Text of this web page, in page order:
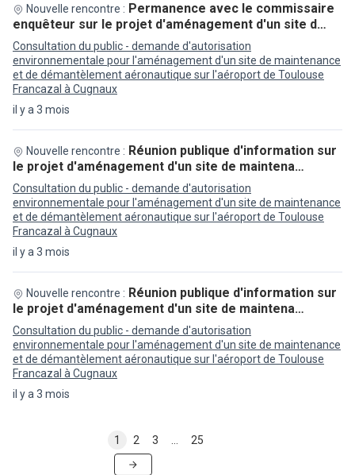
il y a 3 mois
Nouvelle rencontre : Permanence avec le commissaire
enquêteur sur le projet d'aménagement d'un site d…
Consultation du public - demande d'autorisation
environnementale pour l'aménagement d'un site de maintenance
et de démantèlement aéronautique sur l'aéroport de Toulouse
Francazal à Cugnaux
il y a 3 mois
Nouvelle rencontre : Réunion publique d'information sur
le projet d'aménagement d'un site de maintena…
Consultation du public - demande d'autorisation
environnementale pour l'aménagement d'un site de maintenance
et de démantèlement aéronautique sur l'aéroport de Toulouse
Francazal à Cugnaux
il y a 3 mois
Nouvelle rencontre : Réunion publique d'information sur
le projet d'aménagement d'un site de maintena…
Consultation du public - demande d'autorisation
environnementale pour l'aménagement d'un site de maintenance
et de démantèlement aéronautique sur l'aéroport de Toulouse
Francazal à Cugnaux
1 2 3 25